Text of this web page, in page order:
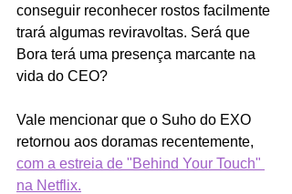
conseguir reconhecer rostos facilmente
trará algumas reviravoltas. Será que
Bora terá uma presença marcante na
vida do CEO?
Vale mencionar que o Suho do EXO
retornou aos doramas recentemente,
com a estreia de "Behind Your Touch"
na Netflix.